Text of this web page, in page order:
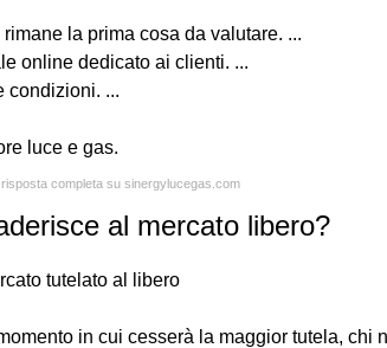
la prima cosa da valutare. ...
online dedicato ai clienti. ...
condizioni. ...
luce e gas.
completa su sinergylucegas.com
al mercato libero?
tutelato al libero
in cui cesserà la maggior tutela, chi